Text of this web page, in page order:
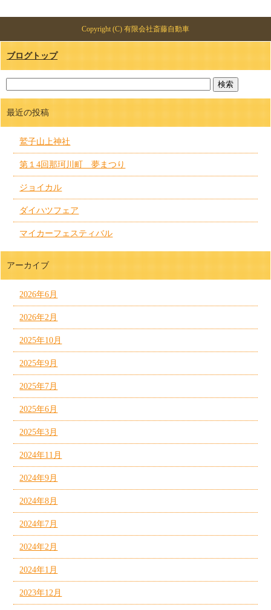
Copyright (C) 有限会社斎藤自動車
ブログトップ
最近の投稿
鷲子山上神社
第１4回那珂川町 夢まつり
ジョイカル
ダイハツフェア
マイカーフェスティバル
アーカイブ
2026年6月
2026年2月
2025年10月
2025年9月
2025年7月
2025年6月
2025年3月
2024年11月
2024年9月
2024年8月
2024年7月
2024年2月
2024年1月
2023年12月